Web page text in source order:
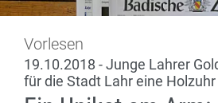
Vorlesen
19.10.2018 - Junge Lahrer
für die Stadt Lahr eine Holzuhr